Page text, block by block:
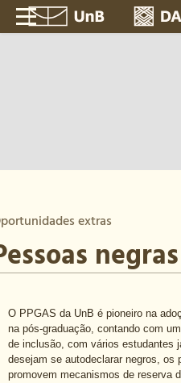
extras
negras
O PPGAS da UnB é pioneiro na
na pós-graduação, contando com
de inclusão, com vários estudantes
desejam se autodeclarar negros, os
promovem mecanismos de reserva